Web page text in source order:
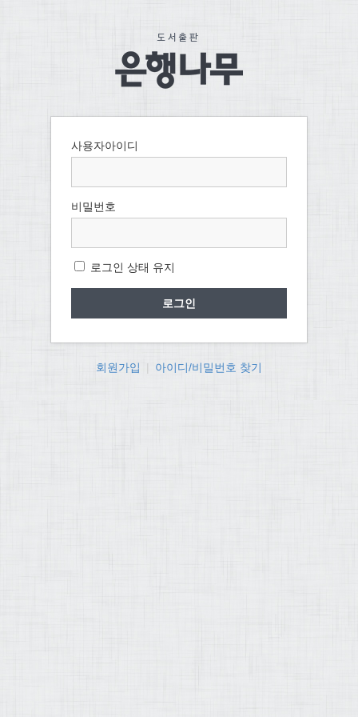
사용자아이디
비밀번호
로그인 상태 유지
회원가입 아이디/비밀번호 찾기